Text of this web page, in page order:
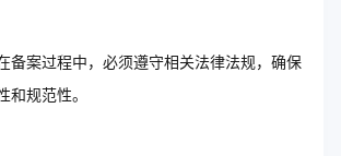
备案过程中，必须遵守相关法律法规，确保
和规范性。